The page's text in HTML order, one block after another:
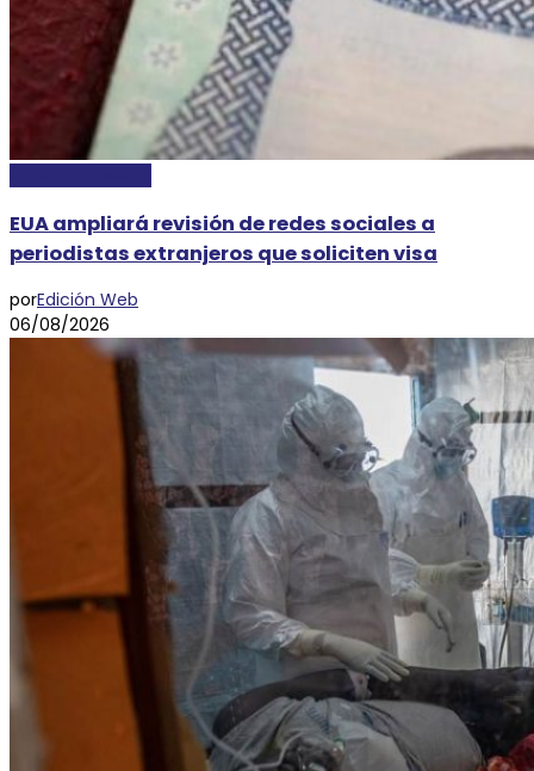
EUA ampliará revisión de redes sociales a
periodistas extranjeros que soliciten visa
porEdición Web
06/08/2026